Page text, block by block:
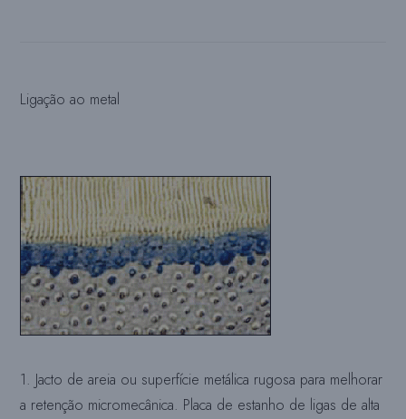
Ligação ao metal
1. Jacto de areia ou superfície metálica rugosa para melhorar
a retenção micromecânica. Placa de estanho de ligas de alta